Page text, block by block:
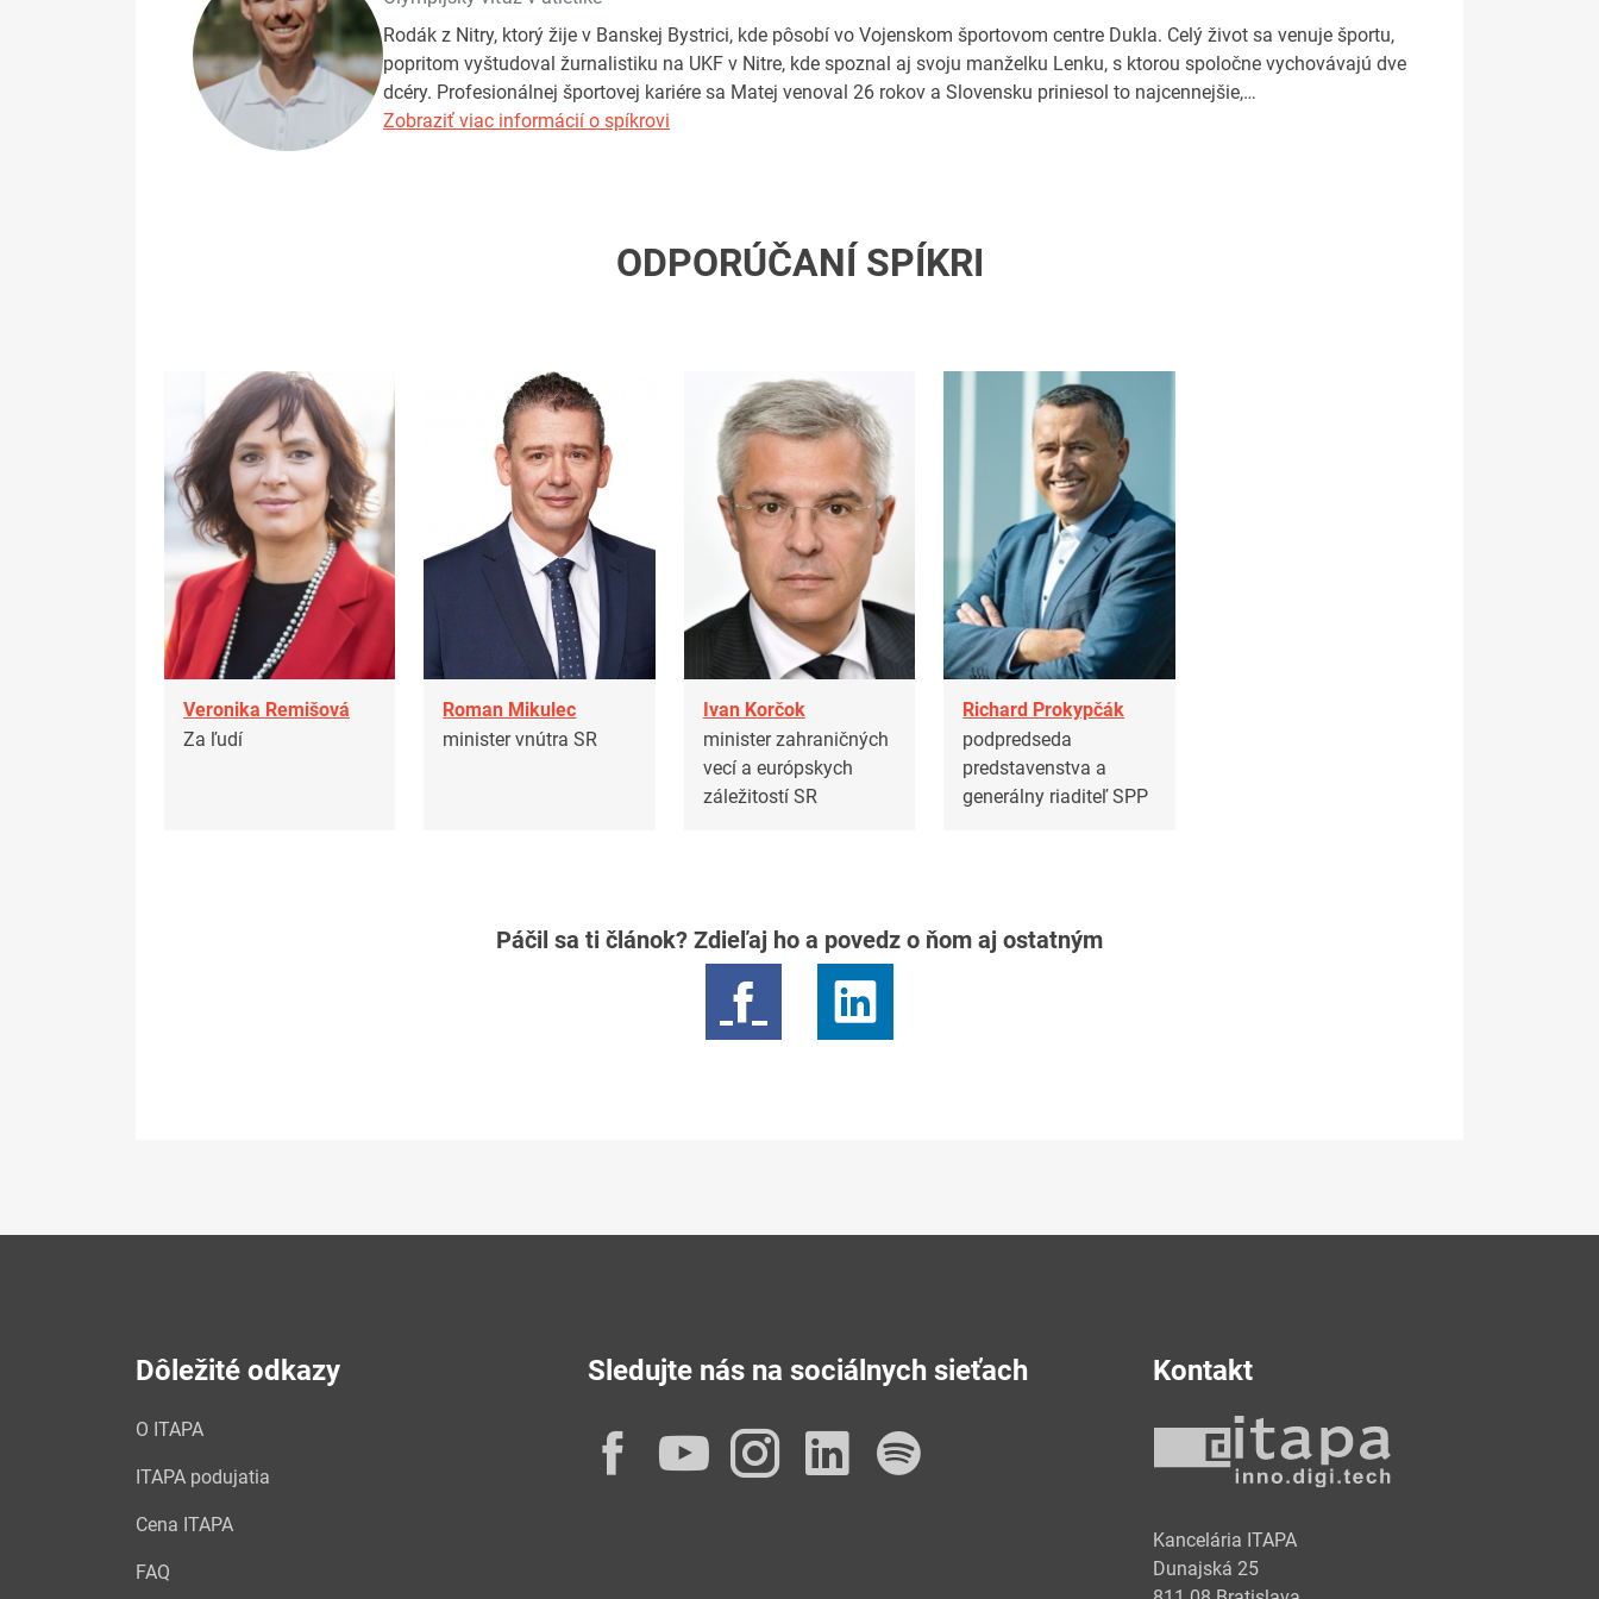
Rodák z Nitry, ktorý žije v Banskej Bystrici, kde pôsobí vo Vojenskom športovom centre Dukla. Celý život sa venuje športu,
popritom vyštudoval žurnalistiku na UKF v Nitre, kde spoznal aj svoju manželku Lenku, s ktorou spoločne vychovávajú dve
dcéry. Profesionálnej športovej kariére sa Matej venoval 26 rokov a Slovensku priniesol to najcennejšie,…
Zobraziť viac informácií o spíkrovi
ODPORÚČANÍ SPÍKRI
Veronika Remišová
Za ľudí
Roman Mikulec
minister vnútra SR
Ivan Korčok
minister zahraničných
vecí a európskych
záležitostí SR
Richard Prokypčák
podpredseda
predstavenstva a
generálny riaditeľ SPP
Páčil sa ti článok? Zdieľaj ho a povedz o ňom aj ostatným
Dôležité odkazy
O ITAPA
ITAPA podujatia
Cena ITAPA
FAQ
Sledujte nás na sociálnych sieťach
Facebook
YouTube
Instagram
LinkedIn
Kontakt
Kancelária ITAPA
Dunajská 25